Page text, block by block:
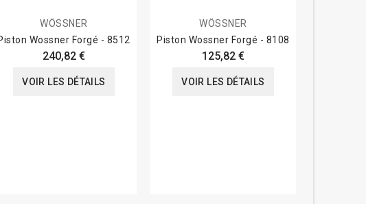
WÖSSNER
Wossner Forgé - 8512
240,82 €
VOIR LES DÉTAILS
WÖSSNER
Piston Wossner Forgé - 8108
125,82 €
VOIR LES DÉTAILS